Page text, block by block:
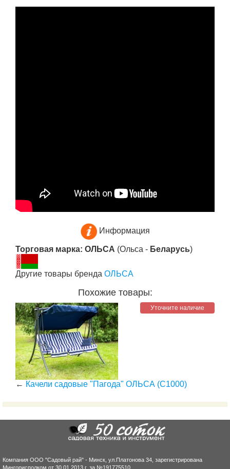
Информация
Торговая марка: ОЛЬСА (Ольса - Беларусь)
Другие товары бренда ОЛЬСА
Похожие товары:
Уточните наличие
← Качели садовые "Пагода" ОЛЬСА (С1000)
Компания ООО "Садовый рай" - Минск, ул.Платонова 34, зарегистрирована
Мингорисполком от 30.01.2013 г. за №191775510.